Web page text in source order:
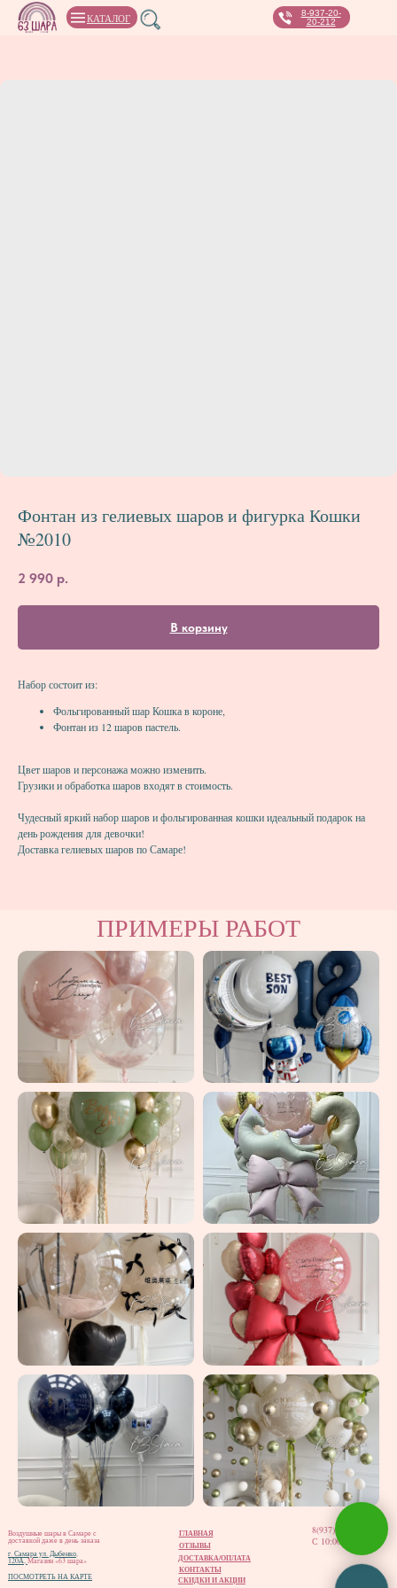
8-937-20-
20-212
КАТАЛОГ
Фонтан из гелиевых шаров и фигурка Кошки
№2010
2 990 р.
В корзину
Набор состоит из:
Фольгированный шар Кошка в короне,
Фонтан из 12 шаров пастель.
Цвет шаров и персонажа можно изменить.
Грузики и обработка шаров входят в стоимость.
Чудесный яркий набор шаров и фольгированная кошки идеальный подарок на
день рождения для девочки!
Доставка гелиевых шаров по Самаре!
ПРИМЕРЫ РАБОТ
ОТЗЫВЫ
ГЛАВНАЯ
ДОСТАВКА/ОПЛАТА
СКИДКИ И АКЦИИ
КОНТАКТЫ
8(937)202-02-12
С 10:00 до 20:00
Воздушные шары в Самаре с
доставкой даже в день заказа
г. Самара ул. Дыбенко,
120А,Магазин «63 шара»
ПОСМОТРЕТЬ НА КАРТЕ